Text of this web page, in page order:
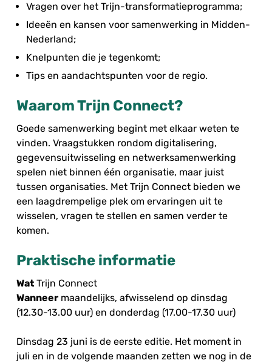
Vragen over het Trijn-transformatieprogramma;
Ideeën en kansen voor samenwerking in Midden-
Nederland;
Knelpunten die je tegenkomt;
Tips en aandachtspunten voor de regio.
Waarom Trijn Connect?
Goede samenwerking begint met elkaar weten te
vinden. Vraagstukken rondom digitalisering,
gegevensuitwisseling en netwerksamenwerking
spelen niet binnen één organisatie, maar juist
tussen organisaties. Met Trijn Connect bieden we
een laagdrempelige plek om ervaringen uit te
wisselen, vragen te stellen en samen verder te
komen.
Praktische informatie
Wat Trijn Connect
Wanneer maandelijks, afwisselend op dinsdag
(12.30-13.00 uur) en donderdag (17.00-17.30 uur)
Dinsdag 23 juni is de eerste editie. Het moment in
juli en in de volgende maanden zetten we nog in de